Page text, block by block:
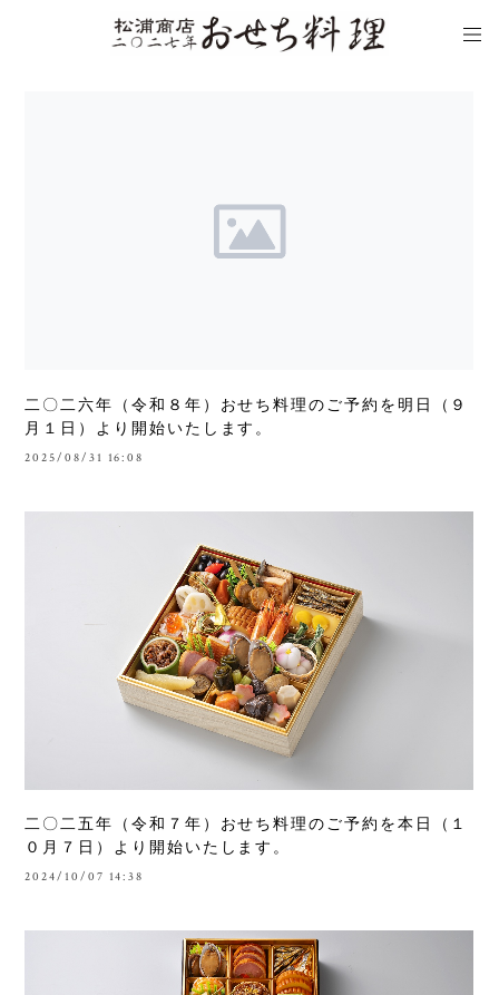
二〇二六年（令和８年）おせち料理のご予約を明日（９
月１日）より開始いたします。
2025/08/31 16:08
二〇二五年（令和７年）おせち料理のご予約を本日（１
０月７日）より開始いたします。
2024/10/07 14:38